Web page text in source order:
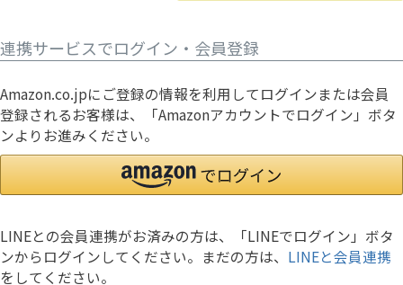
連携サービスでログイン・会員登録
Amazon.co.jpにご登録の情報を利用してログインまたは会員
登録されるお客様は、「Amazonアカウントでログイン」ボタ
ンよりお進みください。
LINEとの会員連携がお済みの方は、「LINEでログイン」ボタ
ンからログインしてください。まだの方は、 LINEと会員連携
をしてください。